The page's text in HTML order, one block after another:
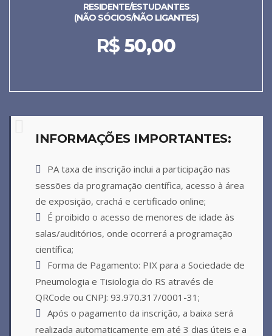
RESIDENTE/ESTUDANTES
(NÃO SÓCIOS/NÃO LIGANTES)
R$ 50,00
INFORMAÇÕES IMPORTANTES:
PA taxa de inscrição inclui a participação nas
sessões da programação científica, acesso à área
de exposição, crachá e certificado online;
É proibido o acesso de menores de idade às
salas/auditórios, onde ocorrerá a programação
científica;
Forma de Pagamento: PIX para a Sociedade de
Pneumologia e Tisiologia do RS através de
QRCode ou CNPJ: 93.970.317/0001-31;
Após o pagamento da inscrição, a baixa será
realizada automaticamente em até 3 dias úteis e a